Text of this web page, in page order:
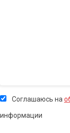
Соглашаюсь на
информации